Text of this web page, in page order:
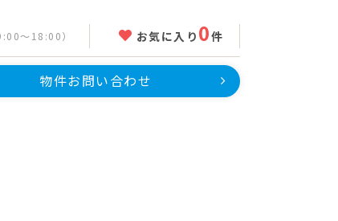
～18:00） お気に入り 0件
物件お問い合わせ